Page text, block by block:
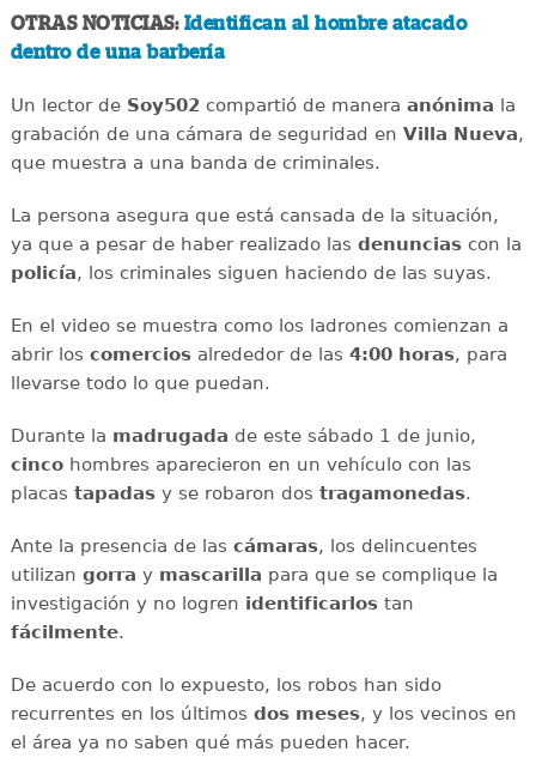
OTRAS NOTICIAS:Identifican al hombre atacado
dentro de una barbería
Un lector de Soy502compartió de manera anónima la
grabación de una cámara de seguridad en Villa Nueva,
que muestra a una banda de criminales.
La persona asegura que está cansada de la situación,
ya que a pesar de haber realizado las denunciascon la
policía, los criminales siguen haciendo de las suyas.
En el video se muestra como los ladrones comienzan a
abrir los comerciosalrededor de las 4:00 horas, para
llevarse todo lo que puedan.
Durante la madrugada de este sábado 1 de junio,
cincohombres aparecieron en un vehículo con las
placas tapadasy se robaron dos tragamonedas.
Ante la presencia de las cámaras, los delincuentes
utilizan gorra y mascarilla para que se complique la
investigación y no logren identificarlostan
fácilmente.
De acuerdo con lo expuesto, los robos han sido
recurrentes en los últimos dos meses, y los vecinos en
el área ya no saben qué más pueden hacer.